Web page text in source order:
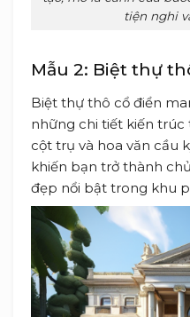
tiện nghi
Mẫu 2: Biệt thự
Biệt thự thô cổ điển
những chi tiết kiến trúc
cột trụ và hoa văn cầu
khiến bạn trở thành
đẹp nổi bật trong khu